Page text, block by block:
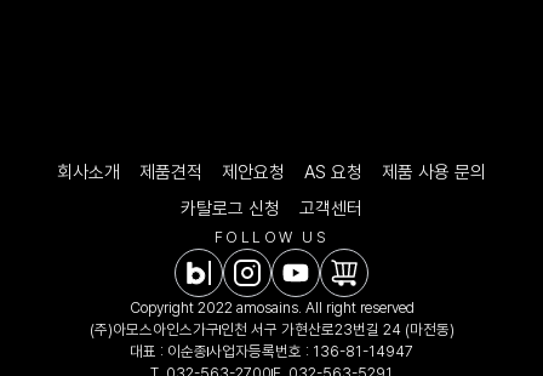
회사소개 제품견적 제안요청 AS 요청
제품 사용 문의
카탈로그 신청
고객센터
FOLLOW US
Copyright 2022 amosains. All right reserved
(주)아모스아인스가구인천 서구 가현산로23번길 24 (마전동)
대표 : 이순종사업자등록번호 : 136-81-14947